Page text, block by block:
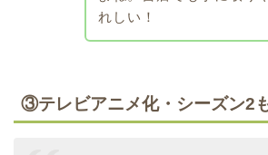
れしい！
③テレビアニメ化・シーズン2